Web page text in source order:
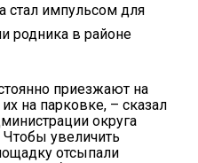
стал импульсом для
родника в районе
приезжают на
на парковке, – сказал
округа
увеличить
отсыпали